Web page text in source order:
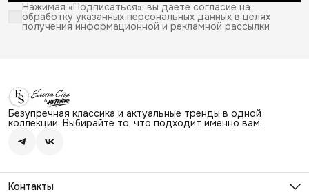
Нажимая «Подписаться», вы даете согласие на
обработку указанных персональных данных в целях
получения информационной и рекламной рассылки
Безупречная классика и актуальные тренды в одной
коллекции. Выбирайте то, что подходит именно вам.
Контакты